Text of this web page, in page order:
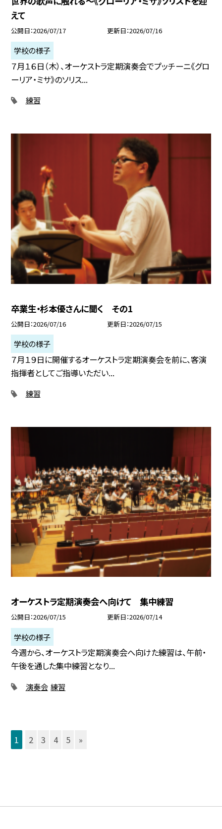
えて
公開日 2026/07/17 更新日 2026/07/16
学校の様子
７月１６日（木）、オーケストラ定期演奏会でプッチーニ《グロ
ーリア・ミサ》のソリス...
練習
卒業生・杉本優さんに聞く その1
公開日 2026/07/16 更新日 2026/07/15
学校の様子
７月１９日に開催するオーケストラ定期演奏会を前に、客演
指揮者としてご指導いただい...
練習
オーケストラ定期演奏会へ向けて 集中練習
公開日 2026/07/15 更新日 2026/07/14
学校の様子
今週から、オーケストラ定期演奏会へ向けた練習は、午前・
午後を通した集中練習となり...
演奏会 練習
1 2 3 4 5 »